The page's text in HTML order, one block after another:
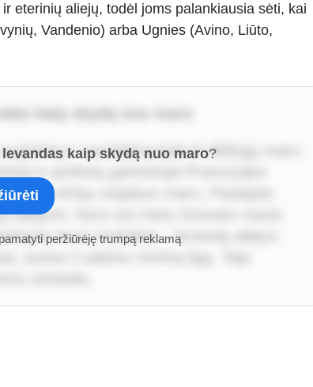
eterinių aliejų, todėl joms palankiausia sėti, kai
Vandenio) arba Ugnies (Avino, Liūto,
kaip skydą nuo maro
ir naudojimą kyla iš didžiųjų maro
rečiau sirgdavo maru. Paslaptis
aliejumi. Nors tuo metu žmonės manė,
buvo mokslinė – levandų aliejus
levandas kaip skydą nuo maro?
peržiūrėję trumpą reklamą